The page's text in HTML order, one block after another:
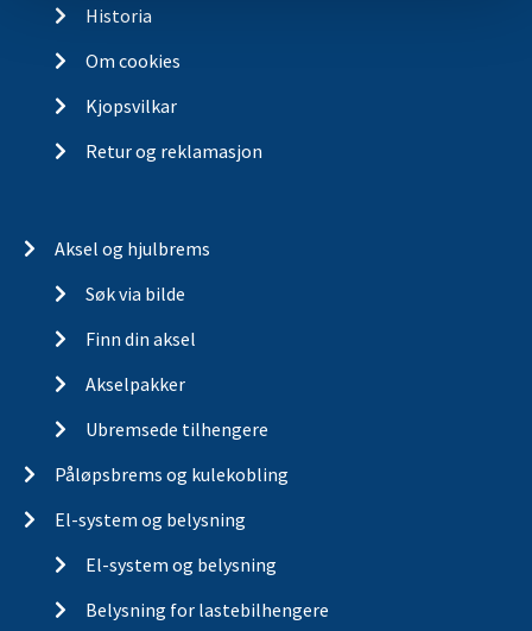
Historia
Om cookies
Kjopsvilkar
Retur og reklamasjon
Aksel og hjulbrems
Søk via bilde
Finn din aksel
Akselpakker
Ubremsede tilhengere
Påløpsbrems og kulekobling
El-system og belysning
El-system og belysning
Belysning for lastebilhengere